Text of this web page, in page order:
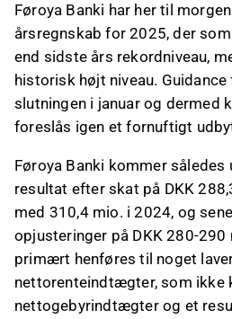
DKK 190-235 mio., hvilket
annonceret i januar og er
Der foreslås et udbytte på
svarende til en pay-out
og ca. 6,5% af den
HC Andersen Capital
Føroya Banki for en Digital
abonnementsaftale.
Dette indhold er genereret af
om det på Inderesforum.
Føroya Banki har her til
årsregnskab for 2025, der
end sidste års rekordniveau,
historisk højt niveau.
slutningen i januar og dermed
foreslås igen et fornuftigt
Føroya Banki kommer således
resultat efter skat på DKK
med 310,4 mio. i 2024, og
opjusteringer på DKK 280-290
primært henføres til noget
nettorenteindtægter, som ikke
nettogebyrindtægter og et